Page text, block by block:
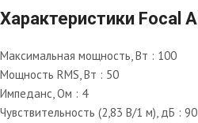
Характеристики Focal
Максимальная мощность, Вт : 100
Мощность RMS, Вт : 50
Импеданс, Ом : 4
Чувствительность (2,83 В/1 м), дБ : 90